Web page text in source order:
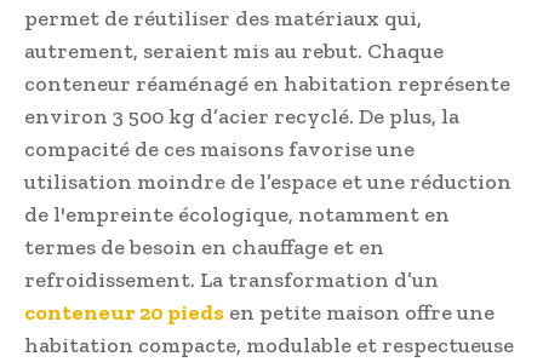
permet de réutiliser des matériaux qui,
autrement, seraient mis au rebut. Chaque
conteneur réaménagé en habitation représente
environ 3 500 kg d’acier recyclé. De plus, la
compacité de ces maisons favorise une
utilisation moindre de l’espace et une réduction
de l'empreinte écologique, notamment en
termes de besoin en chauffage et en
refroidissement. La transformation d’un
conteneur 20 pieds en petite maison offre une
habitation compacte, modulable et respectueuse